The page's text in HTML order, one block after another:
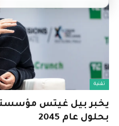
تقنية
يخبر بيل غيتس
بحلول عام 2045